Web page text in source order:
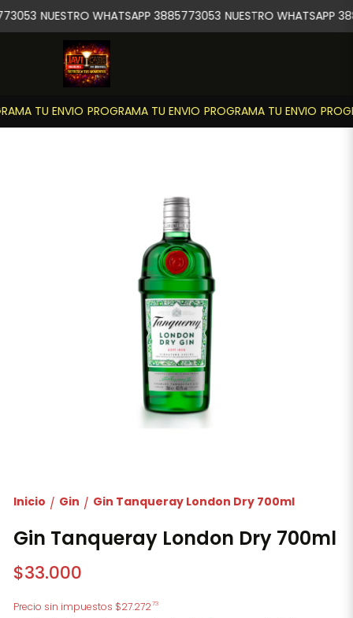
TU ENVIO PROGRAMA TU ENVIO PROGRAMA TU ENVIO
NUESTRO WHATSAPP 3885773053 NUESTRO WHATSAPP
Inicio / Gin / Gin Tanqueray London Dry 700ml
Gin Tanqueray London Dry 700ml
$33.000
Precio sin impuestos $27.27273